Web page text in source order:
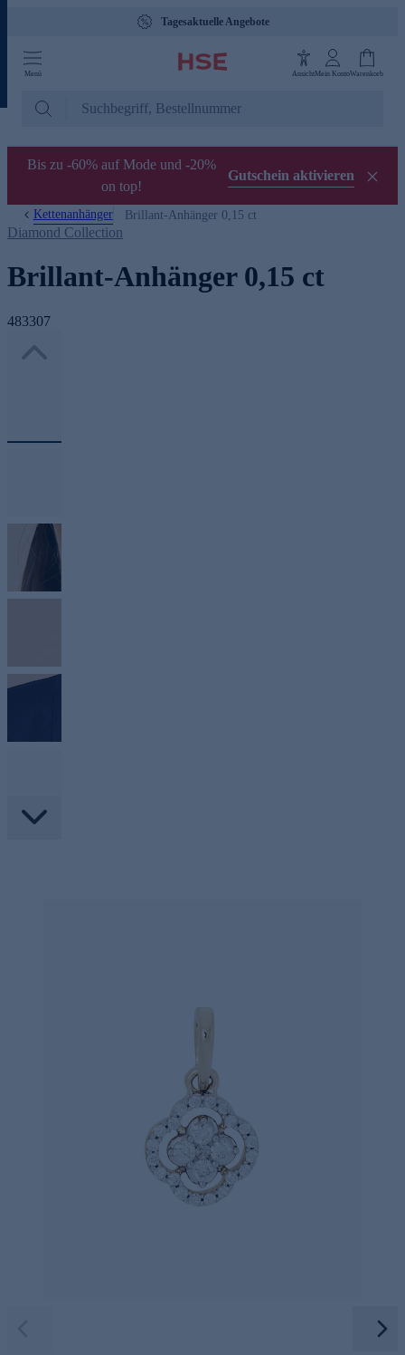
Tagesaktuelle Angebote
Menü AnsichtMein KontoWarenkorb
Bis zu -60% auf Mode und -20%
on top!
Gutschein aktivieren
Kettenanhänger Brillant-Anhänger 0,15 ct
Diamond Collection
Brillant-Anhänger 0,15 ct
483307